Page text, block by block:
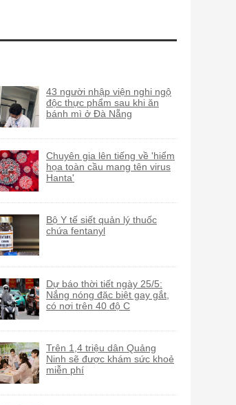
43 người nhập viện nghi ngộ
độc thực phẩm sau khi ăn
bánh mì ở Đà Nẵng
Chuyên gia lên tiếng về 'hiểm
họa toàn cầu mang tên virus
Hanta'
Bộ Y tế siết quản lý thuốc
chứa fentanyl
Dự báo thời tiết ngày 25/5:
Nắng nóng đặc biệt gay gắt,
có nơi trên 40 độ C
Trên 1,4 triệu dân Quảng
Ninh sẽ được khám sức khoẻ
miễn phí